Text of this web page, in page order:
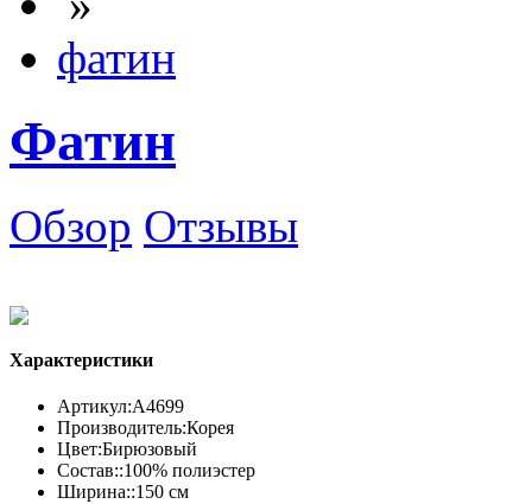
фатин
Фатин
Обзор Отзывы
Характеристики
Артикул:А4699
Производитель:Корея
Цвет:Бирюзовый
Состав::100% полиэстер
Ширина::150 см